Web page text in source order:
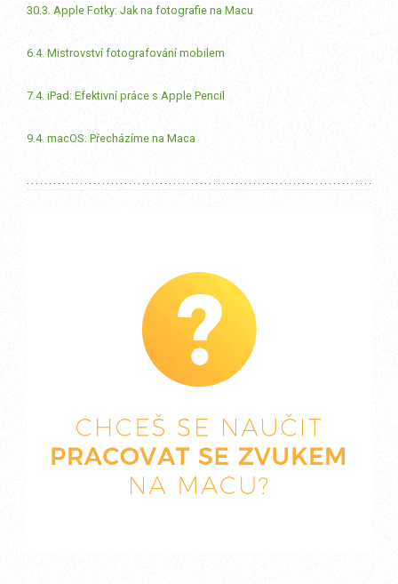
30.3. Apple Fotky: Jak na fotografie na Macu
6.4. Mistrovství fotografování mobilem
7.4. iPad: Efektivní práce s Apple Pencil
9.4. macOS: Přecházíme na Maca